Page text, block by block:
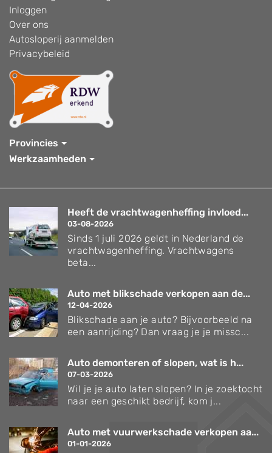
Inloggen
Over ons
Autosloperij aanmelden
Privacybeleid
Provincies
Werkzaamheden
Heeft de vrachtwagenheffing invloed...
03-08-2026
Sinds 1 juli 2026 geldt in Nederland de
vrachtwagenheffing. Vrachtwagens
beta...
Auto met blikschade verkopen aan de...
12-04-2026
Blikschade aan je auto? Bijvoorbeeld na
een aanrijding? Dan vraag je je missc...
Auto demonteren of slopen, wat is h...
07-03-2026
Wil je je auto laten slopen? In je zoektocht
naar een geschikt bedrijf, kom j...
Auto met vuurwerkschade verkopen aa...
01-01-2026